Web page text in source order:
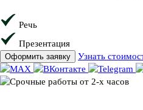
Речь
Презентация
Оформить заявку Узнать